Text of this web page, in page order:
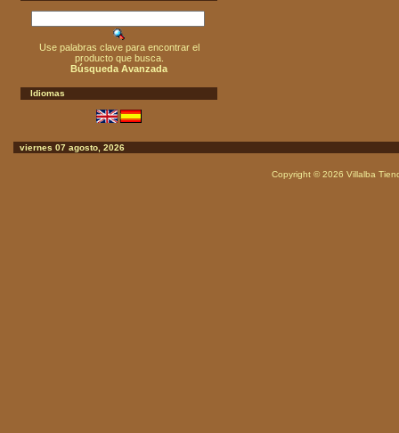
Use palabras clave para encontrar el
producto que busca.
Búsqueda Avanzada
Idiomas
viernes 07 agosto, 2026
Copyright © 2026 Villalba